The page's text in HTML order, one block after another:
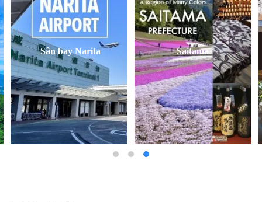
Sân bay Narita Saitama